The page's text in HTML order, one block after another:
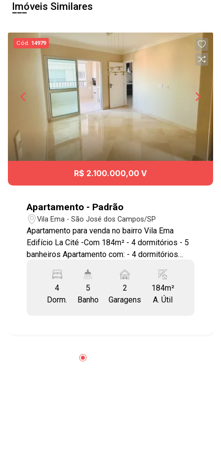
Imóveis Similares
Cód. 14979
R$ 2.100.000,00 V
Apartamento - Padrão
Vila Ema - São José dos Campos/SP
Apartamento para venda no bairro Vila Ema
Edifício La Cité -Com 184m² - 4 dormitórios - 5
banheiros Apartamento com: - 4 dormitórios
de estar com varanda - sala de jantar e TV -
cozinha planejada - varanda gourmet -
dependência de empregada com banheiro - 2
pequenas e teens - sala de reunião / estudo - 3
4
Dorm.
5
Banho
2
Garagens
184m²
A. Útil